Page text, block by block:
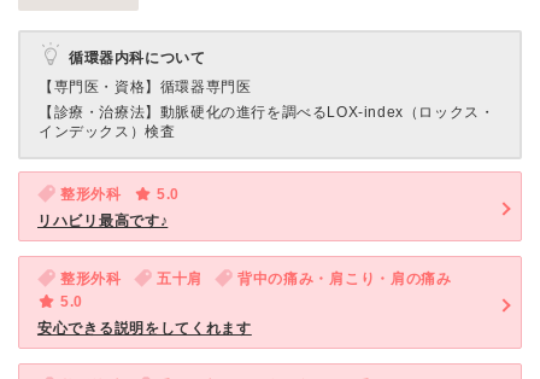
循環器内科について
【専門医・資格】 循環器専門医
【診療・治療法】 動脈硬化の進行を調べるLOX-index（ロックス・
インデックス）検査
整形外科
5.0
リハビリ最高です♪
整形外科 五十肩
背中の痛み・肩こり・肩の痛み
5.0
安心できる説明をしてくれます